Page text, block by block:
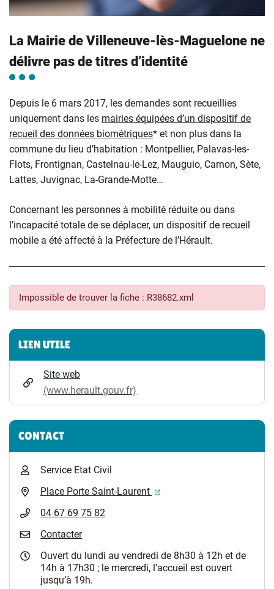
La Mairie de Villeneuve-lès-Maguelone ne
délivre pas de titres d’identité
Depuis le 6 mars 2017, les demandes sont recueillies
uniquement dans les mairies équipées d’un dispositif de
recueil des données biométriques* et non plus dans la
commune du lieu d’habitation : Montpellier, Palavas-les-
Flots, Frontignan, Castelnau-le-Lez, Mauguio, Carnon, Sète,
Lattes, Juvignac, La-Grande-Motte…
Concernant les personnes à mobilité réduite ou dans
l’incapacité totale de se déplacer, un dispositif de recueil
mobile a été affecté à la Préfecture de l’Hérault.
Impossible de trouver la fiche : R38682.xml
Informations complémentaires
LIEN UTILE
Site web
(www.herault.gouv.fr)
CONTACT
Service Etat Civil
Place Porte Saint-Laurent
(ouverture dans un
04 67 69 75 82
Contacter
Ouvert du lundi au vendredi de 8h30 à 12h et de
14h à 17h30 ; le mercredi, l’accueil est ouvert
jusqu’à 19h.